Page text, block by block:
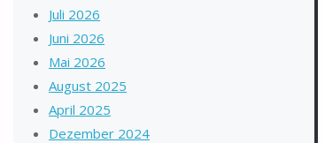
Juli 2026
Juni 2026
Mai 2026
August 2025
April 2025
Dezember 2024